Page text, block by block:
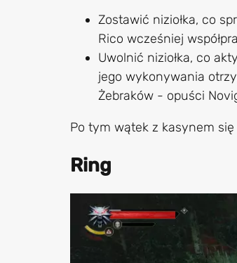
Zostawić niziołka, co
Rico wcześniej
Uwolnić niziołka, co
jego wykonywania
Żebraków - opuści
Po tym wątek z kasynem się
Ring